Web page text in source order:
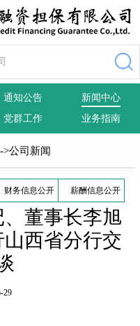
通知公告
新闻中心
党群工作 业务指南
->公司新闻
财务信息公开 薪酬信息公开
董事长李旭
西省分行交
29